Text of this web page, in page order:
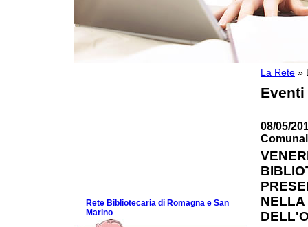
La Rete »
Eventi
08/05/
NELLA
Rete Bibliotecaria di Romagna e San
Marino